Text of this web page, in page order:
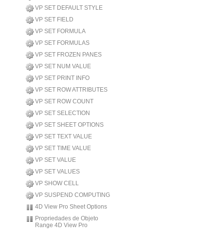
VP SET DEFAULT STYLE
VP SET FIELD
VP SET FORMULA
VP SET FORMULAS
VP SET FROZEN PANES
VP SET NUM VALUE
VP SET PRINT INFO
VP SET ROW ATTRIBUTES
VP SET ROW COUNT
VP SET SELECTION
VP SET SHEET OPTIONS
VP SET TEXT VALUE
VP SET TIME VALUE
VP SET VALUE
VP SET VALUES
VP SHOW CELL
VP SUSPEND COMPUTING
4D View Pro Sheet Options
Propriedades de Objeto
Range 4D View Pro